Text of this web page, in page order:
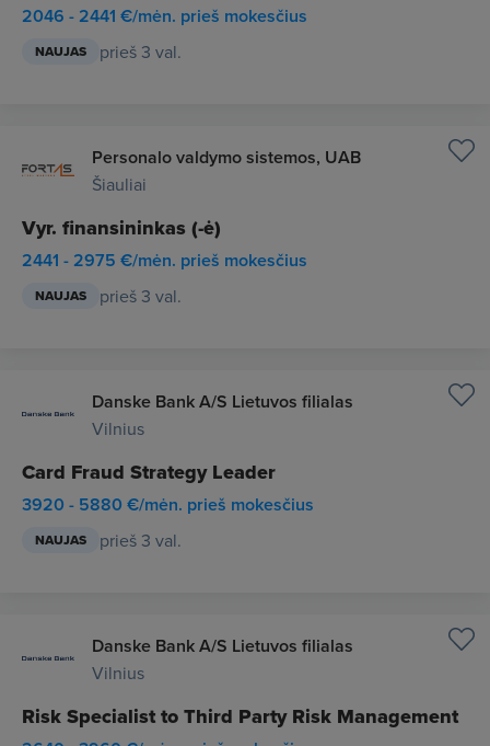
2046 - 2441 €/mėn. prieš mokesčius
NAUJAS prieš 3 val.
Personalo valdymo sistemos, UAB
Šiauliai
Vyr. finansininkas (-ė)
2441 - 2975 €/mėn. prieš mokesčius
NAUJAS prieš 3 val.
Danske Bank A/S Lietuvos filialas
Vilnius
Card Fraud Strategy Leader
3920 - 5880 €/mėn. prieš mokesčius
NAUJAS prieš 3 val.
Danske Bank A/S Lietuvos filialas
Vilnius
Risk Specialist to Third Party Risk Management